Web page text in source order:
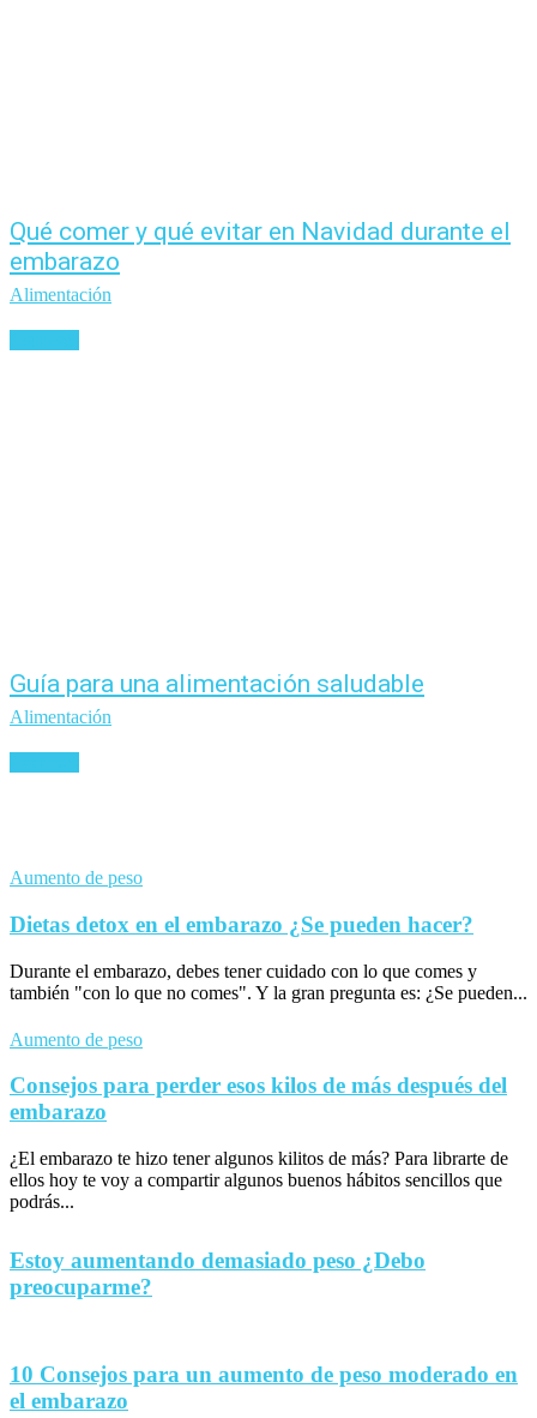
Qué comer y qué evitar en Navidad durante el
embarazo
Alimentación
Guía para una alimentación saludable
Alimentación
Aumento de peso
Dietas detox en el embarazo ¿Se pueden hacer?
Durante el embarazo, debes tener cuidado con lo que comes y
también "con lo que no comes". Y la gran pregunta es: ¿Se pueden...
Aumento de peso
Consejos para perder esos kilos de más después del
embarazo
¿El embarazo te hizo tener algunos kilitos de más? Para librarte de
ellos hoy te voy a compartir algunos buenos hábitos sencillos que
podrás...
Estoy aumentando demasiado peso ¿Debo
preocuparme?
10 Consejos para un aumento de peso moderado en
el embarazo